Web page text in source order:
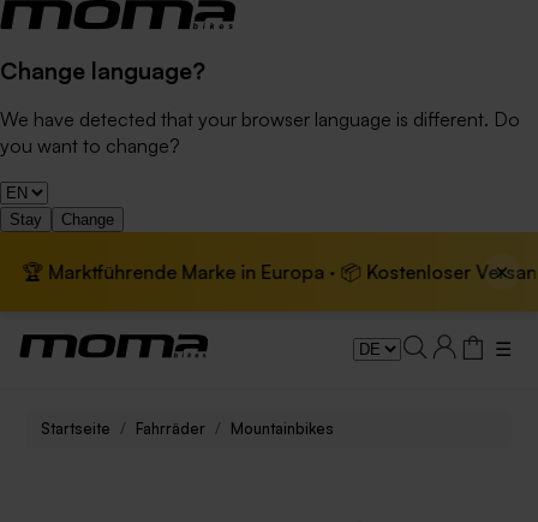
Change language?
We have detected that your browser language is different. Do
you want to change?
Stay Change
Marke in Europa · 📦 Kostenloser Versand für×
☰
Startseite Fahrräder Mountainbikes